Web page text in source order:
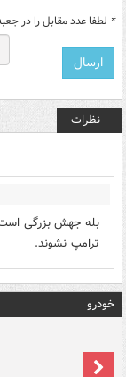
* لطفا عدد مقابل را در
نظرات
بله جهش بزرگی
ترامپ نشوند.
خودرو